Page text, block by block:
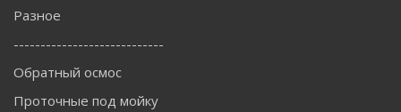
Разное
----------------------------
Обратный осмос
Проточные под мойку